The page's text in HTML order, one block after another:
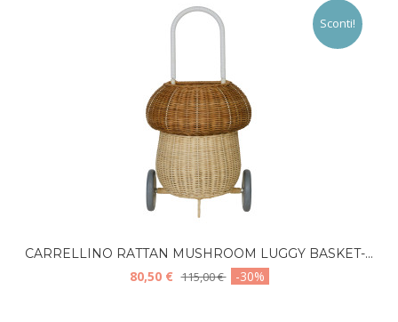
Sconti!
CARRELLINO RATTAN MUSHROOM LUGGY BASKET-...
80,50 € 115,00 € -30%